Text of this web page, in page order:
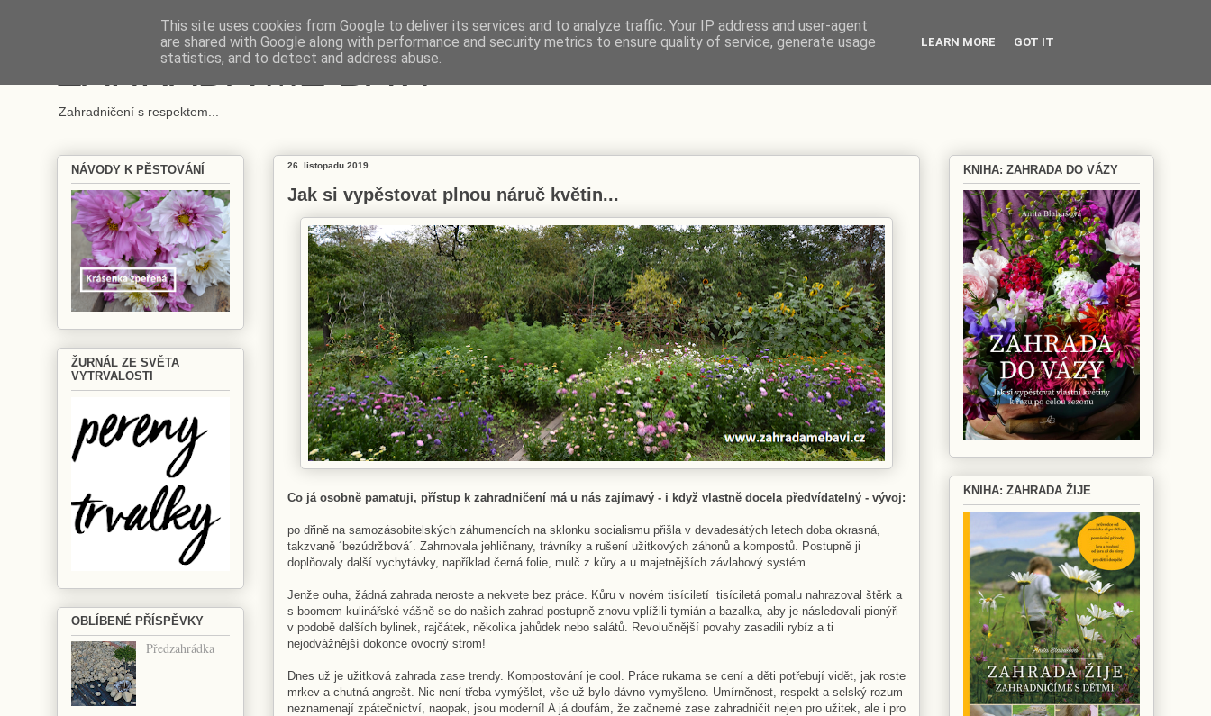
ZAHRADA MĚ BAVÍ
Zahradničení s respektem...
26. listopadu 2019
Jak si vypěstovat plnou náruč květin...
Co já osobně pamatuji, přístup k zahradničení má u nás zajímavý - i když vlastně docela předvídatelný - vývoj:
po dřině na samozásobitelských záhumencích na sklonku socialismu přišla v devadesátých letech doba okrasná,
takzvaně ´bezúdržbová´. Zahrnovala jehličnany, trávníky a rušení užitkových záhonů a kompostů. Postupně ji
doplňovaly další vychytávky, například černá folie, mulč z kůry a u majetnějších závlahový systém.
Jenže ouha, žádná zahrada neroste a nekvete bez práce. Kůru v novém tisíciletí tisíciletá pomalu nahrazoval štěrk a
s boomem kulinářské vášně se do našich zahrad postupně znovu vplížili tymián a bazalka, aby je následovali pionýři
v podobě dalších bylinek, rajčátek, několika jahůdek nebo salátů. Revolučnější povahy zasadili rybíz a ti
nejodvážnější dokonce ovocný strom!
Dnes už je užitková zahrada zase trendy. Kompostování je cool. Práce rukama se cení a děti potřebují vidět, jak roste
mrkev a chutná angrešt. Nic není třeba vymýšlet, vše už bylo dávno vymyšleno. Umírněnost, respekt a selský rozum
neznamenají zpátečnictví, naopak, jsou moderní! A já doufám, že začnemé zase zahradničit nejen pro užitek, ale i pro
NÁVODY K PĚSTOVÁNÍ
ŽURNÁL ZE SVĚTA
VYTRVALOSTI
OBLÍBENÉ PŘÍSPĚVKY
Předzahrádka
KNIHA: ZAHRADA DO VÁZY
KNIHA: ZAHRADA ŽIJE
This site uses cookies from Google to deliver its services and to analyze traffic. Your IP address and user-agent
are shared with Google along with performance and security metrics to ensure quality of service, generate usage
statistics, and to detect and address abuse.
LEARN MORE GOT IT